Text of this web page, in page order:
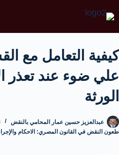
كيفية التعامل مع
علي ضوء عند تعذر
الورثة
عبدالعزيز حسين عمار المحامي بالنقض
طعون النقض في القانون المصري: الاحكام